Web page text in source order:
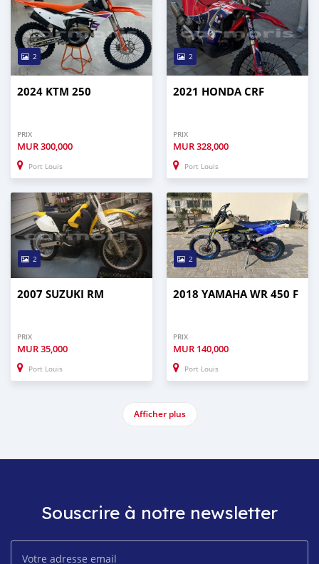
2
2024 KTM 250
PRIX
MUR300,000
Port Louis
2
2021 HONDA CRF
PRIX
MUR328,000
Port Louis
2
2007 SUZUKI RM
PRIX
MUR35,000
Port Louis
2
2018 YAMAHA WR 450 F
PRIX
MUR 140,000
Port Louis
Afficher plus
Souscrire à notre newsletter